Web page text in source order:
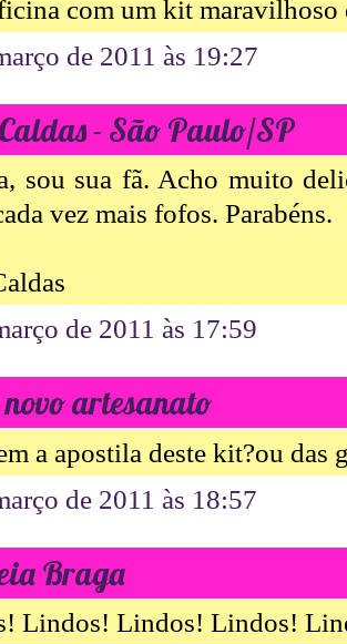
com um kit maravilhoso
de 2011 às 19:27
- São Paulo/SP
sou sua fã. Acho muito
vez mais fofos. Parabéns.
de 2011 às 17:59
artesanato
a apostila deste kit?ou das
de 2011 às 18:57
Braga
Lindos! Lindos! Lindos!